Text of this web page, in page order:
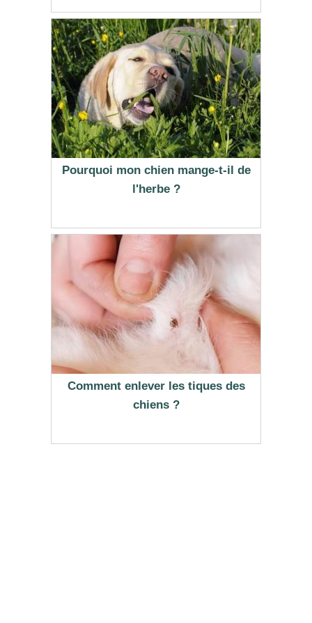
Pourquoi mon chien mange-t-il de
l'herbe ?
Comment enlever les tiques des
chiens ?